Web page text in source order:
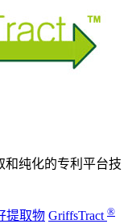
和纯化的专利平台技
提取物 GriffsTract ®